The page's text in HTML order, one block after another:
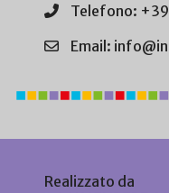
Telefono:
Email:
Realizzato da